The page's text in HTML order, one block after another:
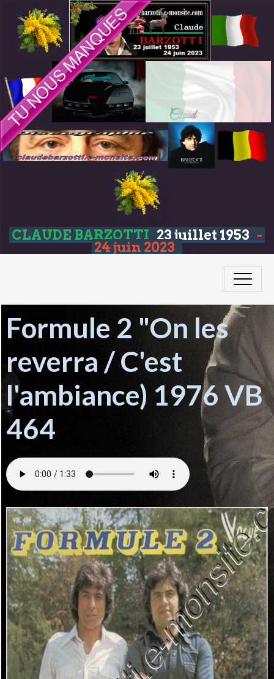
CLAUDE BARZOTTI 23 juillet 1953 -
24 juin 2023
Formule 2 "On les
reverra / C'est
l'ambiance) 1976 VB
464